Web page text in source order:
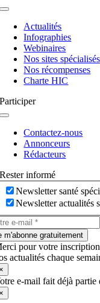
Navigation
basculeActualités
Infographies
Webinaires
Nos sites spécialisés
Nos récompenses
Charte HIC
Participer
Navigation
basculeContactez-nous
Annonceurs
Rédacteurs
Rester informé
Newsletter santé
Newsletter actualités
m'abonne gratuitement
pour votre
actualités chaque
e-mail fait déjà partie